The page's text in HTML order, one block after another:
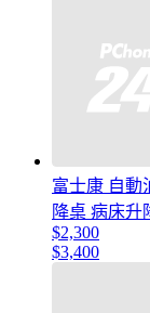
富士康 自動
降桌 病床升
$2,300
$3,400